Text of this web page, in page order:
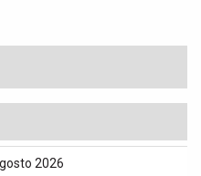
2026